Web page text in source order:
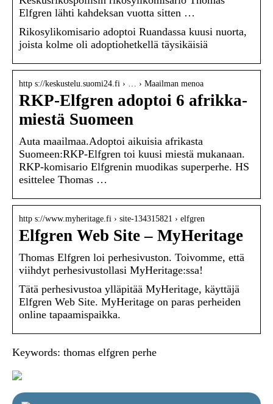
Elfgren lähti kahdeksan vuotta sitten …
Rikosylikomisario adoptoi Ruandassa kuusi nuorta,
joista kolme oli adoptiohetkellä täysikäisiä
http s://keskustelu.suomi24.fi › … › Maailman menoa
RKP-Elfgren adoptoi 6 afrikka-
miestä Suomeen
Auta maailmaa.Adoptoi aikuisia afrikasta
Suomeen:RKP-Elfgren toi kuusi miestä mukanaan.
RKP-komisario Elfgrenin muodikas superperhe. HS
esittelee Thomas …
http s://www.myheritage.fi › site-134315821 › elfgren
Elfgren Web Site – MyHeritage
Thomas Elfgren loi perhesivuston. Toivomme, että
viihdyt perhesivustollasi MyHeritage:ssa!
Tätä perhesivustoa ylläpitää MyHeritage, käyttäjä
Elfgren Web Site. MyHeritage on paras perheiden
online tapaamispaikka.
Keywords: thomas elfgren perhe